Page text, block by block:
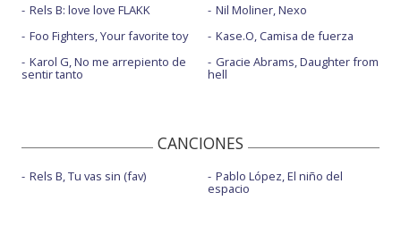
Rels B: love love FLAKK
Foo Fighters, Your favorite toy
Karol G, No me arrepiento de
sentir tanto
Nil Moliner, Nexo
Kase.O, Camisa de fuerza
Gracie Abrams, Daughter from
hell
CANCIONES
Rels B, Tu vas sin (fav) Pablo López, El niño del
espacio